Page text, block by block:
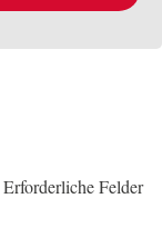
Erforderliche Felder